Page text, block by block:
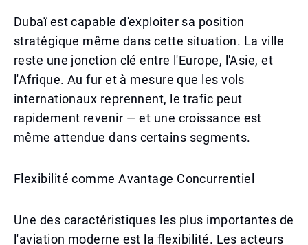
Dubaï est capable d'exploiter sa position
stratégique même dans cette situation. La ville
reste une jonction clé entre l'Europe, l'Asie, et
l'Afrique. Au fur et à mesure que les vols
internationaux reprennent, le trafic peut
rapidement revenir — et une croissance est
même attendue dans certains segments.
Flexibilité comme Avantage Concurrentiel
Une des caractéristiques les plus importantes de
l'aviation moderne est la flexibilité. Les acteurs